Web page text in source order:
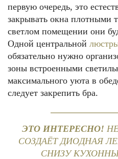
первую очередь, это
закрывать окна плотными
светлом помещении они
Одной центральной
обязательно нужно
зоны встроенными
максимального уюта в
следует закрепить бра.
ЭТО ИНТЕРЕСНО!
СОЗДАЁТ ДИОДНАЯ
СНИЗУ